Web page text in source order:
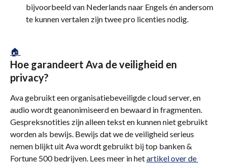
bijvoorbeeld van Nederlands naar Engels én andersom
te kunnen vertalen zijn twee pro licenties nodig.
🏠
Hoe garandeert Ava de veiligheid en
privacy?
Ava gebruikt een organisatiebeveiligde cloud server, en
audio wordt geanonimiseerd en bewaard in fragmenten.
Gespreksnotities zijn alleen tekst en kunnen niet gebruikt
worden als bewijs. Bewijs dat we de veiligheid serieus
nemen blijkt uit Ava wordt gebruikt bij top banken &
Fortune 500 bedrijven. Lees meer in het artikel over de